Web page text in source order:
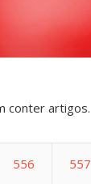
conter artigos.
556 557